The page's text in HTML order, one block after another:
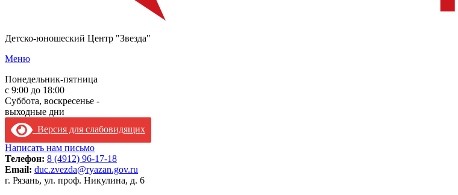
Детско-юношеский Центр "Звезда"
Меню
Понедельник-пятница
с 9:00 до 18:00
Суббота, воскресенье -
выходные дни
Версия для слабовидящих
Написать нам письмо
Телефон: 8 (4912) 96-17-18
Email: duc.zvezda@ryazan.gov.ru
г. Рязань, ул. проф. Никулина, д. 6